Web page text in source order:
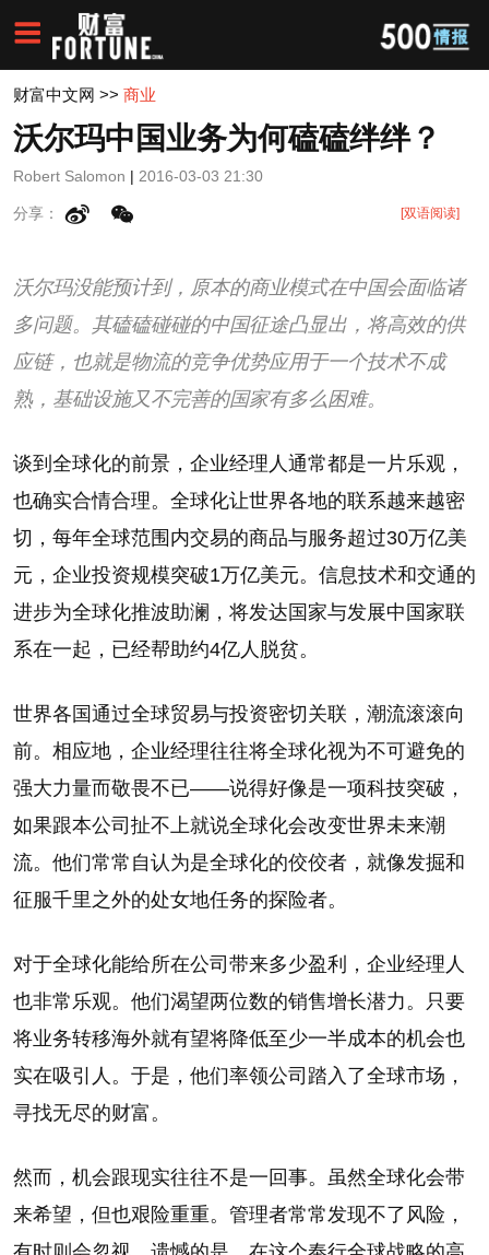
财富中文网 >> 商业
沃尔玛中国业务为何磕磕绊绊？
Robert Salomon | 2016-03-03 21:30
分享： [双语阅读]
沃尔玛没能预计到，原本的商业模式在中国会面临诸
多问题。其磕磕碰碰的中国征途凸显出，将高效的供
应链，也就是物流的竞争优势应用于一个技术不成
熟，基础设施又不完善的国家有多么困难。
谈到全球化的前景，企业经理人通常都是一片乐观，
也确实合情合理。全球化让世界各地的联系越来越密
切，每年全球范围内交易的商品与服务超过30万亿美
元，企业投资规模突破1万亿美元。信息技术和交通的
进步为全球化推波助澜，将发达国家与发展中国家联
系在一起，已经帮助约4亿人脱贫。
世界各国通过全球贸易与投资密切关联，潮流滚滚向
前。相应地，企业经理往往将全球化视为不可避免的
强大力量而敬畏不已——说得好像是一项科技突破，
如果跟本公司扯不上就说全球化会改变世界未来潮
流。他们常常自认为是全球化的佼佼者，就像发掘和
征服千里之外的处女地任务的探险者。
对于全球化能给所在公司带来多少盈利，企业经理人
也非常乐观。他们渴望两位数的销售增长潜力。只要
将业务转移海外就有望将降低至少一半成本的机会也
实在吸引人。于是，他们率领公司踏入了全球市场，
寻找无尽的财富。
然而，机会跟现实往往不是一回事。虽然全球化会带
来希望，但也艰险重重。管理者常常发现不了风险，